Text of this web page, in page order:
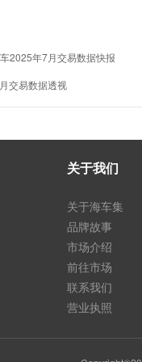
车2025年7月交易数据快报
交易数据透视
关于我们
关于海车集
品牌故事
市场介绍
前往市场
联系我们
营业执照